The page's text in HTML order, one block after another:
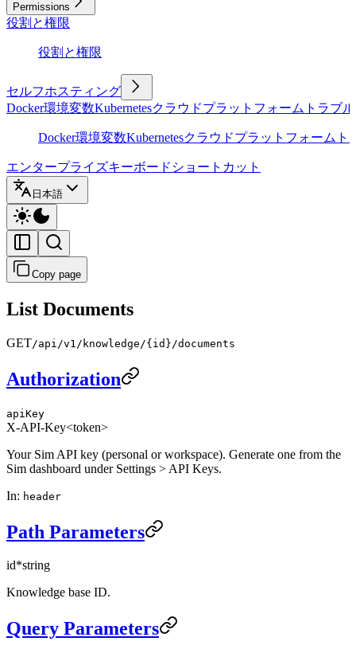
Permissions
役割と権限
役割と権限
セルフホスティング
Docker環境変数Kubernetesクラウドプラットフォーム トラブ
Docker環境変数Kubernetesクラウドプラットフォーム ト
エンタープライズキーボードショートカット
日本語
Copy page
List Documents
GET/api/v1/knowledge/{id}/documents
Authorization
apiKey
X-API-Key<token>
Your Sim API key (personal or workspace). Generate one from the
Sim dashboard under Settings > API Keys.
In: header
Path Parameters
id*string
Knowledge base ID.
Query Parameters